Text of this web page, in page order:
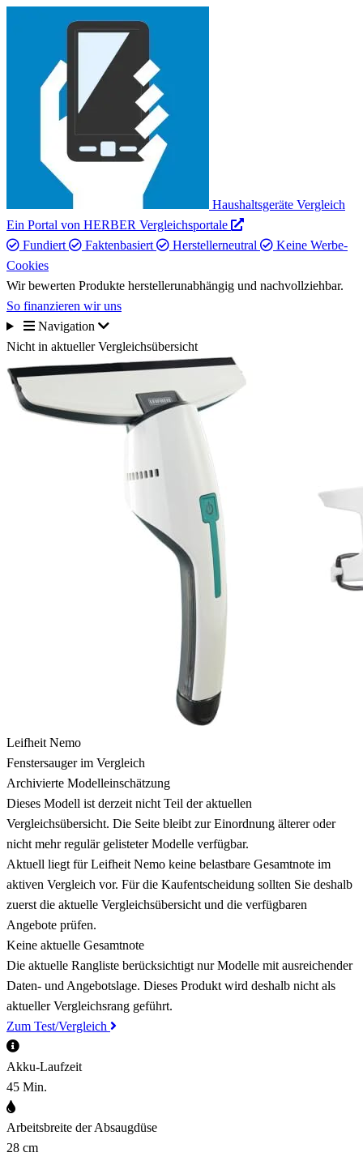
Haushaltsgeräte Vergleich
Ein Portal von HERBER Vergleichsportale
Fundiert
Faktenbasiert Herstellerneutral
Keine Werbe-
Cookies
Wir bewerten Produkte herstellerunabhängig und nachvollziehbar.
So finanzieren wir uns
Navigation
Nicht in aktueller Vergleichsübersicht
Leifheit Nemo
Fenstersauger im Vergleich
Archivierte Modelleinschätzung
Dieses Modell ist derzeit nicht Teil der aktuellen
Vergleichsübersicht. Die Seite bleibt zur Einordnung älterer oder
nicht mehr regulär gelisteter Modelle verfügbar.
Aktuell liegt für Leifheit Nemo keine belastbare Gesamtnote im
aktiven Vergleich vor. Für die Kaufentscheidung sollten Sie deshalb
zuerst die aktuelle Vergleichsübersicht und die verfügbaren
Angebote prüfen.
Keine aktuelle Gesamtnote
Die aktuelle Rangliste berücksichtigt nur Modelle mit ausreichender
Daten- und Angebotslage. Dieses Produkt wird deshalb nicht als
aktueller Vergleichsrang geführt.
Zum Test/Vergleich
Akku-Laufzeit
45 Min.
Arbeitsbreite der Absaugdüse
28 cm